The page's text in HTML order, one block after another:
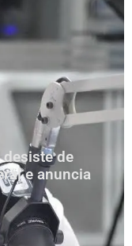
de
e anuncia